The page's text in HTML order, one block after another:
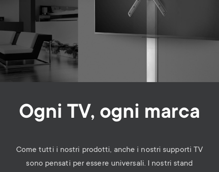
Ogni TV, ogni marca
Come tutti i nostri prodotti, anche i nostri supporti TV
sono pensati per essere universali. I nostri stand